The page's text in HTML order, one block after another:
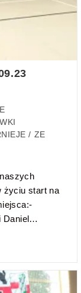
/ ZE
życiu start na
Daniel…